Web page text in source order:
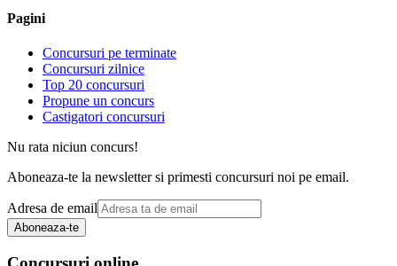
Pagini
Concursuri pe terminate
Concursuri zilnice
Top 20 concursuri
Propune un concurs
Castigatori concursuri
Nu rata niciun concurs!
Aboneaza-te la newsletter si primesti concursuri noi pe email.
Adresa de email
Aboneaza-te